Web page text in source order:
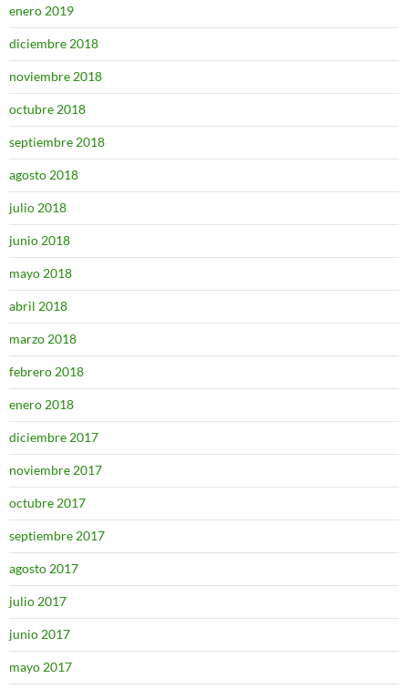
enero 2019
diciembre 2018
noviembre 2018
octubre 2018
septiembre 2018
agosto 2018
julio 2018
junio 2018
mayo 2018
abril 2018
marzo 2018
febrero 2018
enero 2018
diciembre 2017
noviembre 2017
octubre 2017
septiembre 2017
agosto 2017
julio 2017
junio 2017
mayo 2017